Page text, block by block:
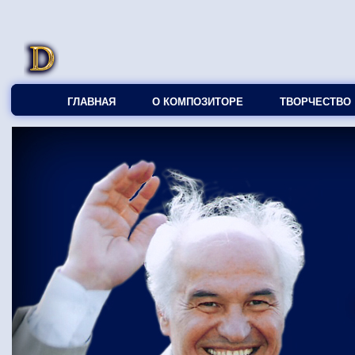
ГЛАВНАЯ О КОМПОЗИТОРЕ ТВОРЧЕСТВО